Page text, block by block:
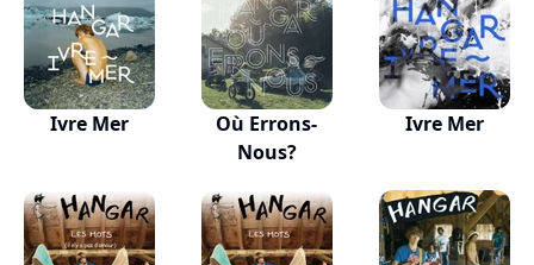
Ivre Mer
Où Errons-
Nous?
Ivre Mer